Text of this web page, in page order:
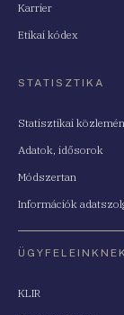
Karrier
Etikai kódex
STATISZTIKA
Statisztikai
Adatok, idősorok
Módszertan
Információk
ÜGYFELEINKNEK
KLIR